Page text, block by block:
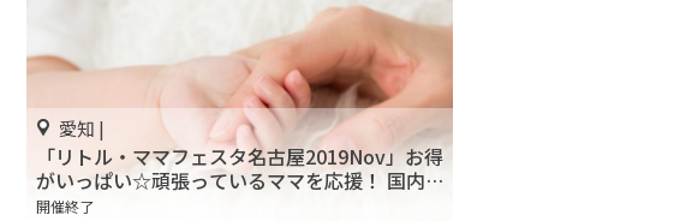
愛知 |
名古屋観光といえば
「名古屋城」！2匹の金
鯱を見に行こう
開催中
愛知 |
「リトル・ママフェスタ名古屋2019Nov」お得
がいっぱい☆頑張っているママを応援！ 国内
最大級のファミリーイベント
開催終了